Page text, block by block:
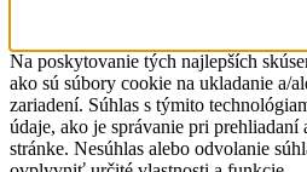
Na poskytovanie tých najlepších
ako sú súbory cookie na ukladanie a/
zariadení. Súhlas s týmito
údaje, ako je správanie pri
stránke. Nesúhlas alebo odvolanie